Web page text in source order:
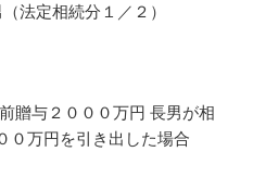
法定相続分１／２）
贈与２０００万円 長男が相
０万円を引き出した場合